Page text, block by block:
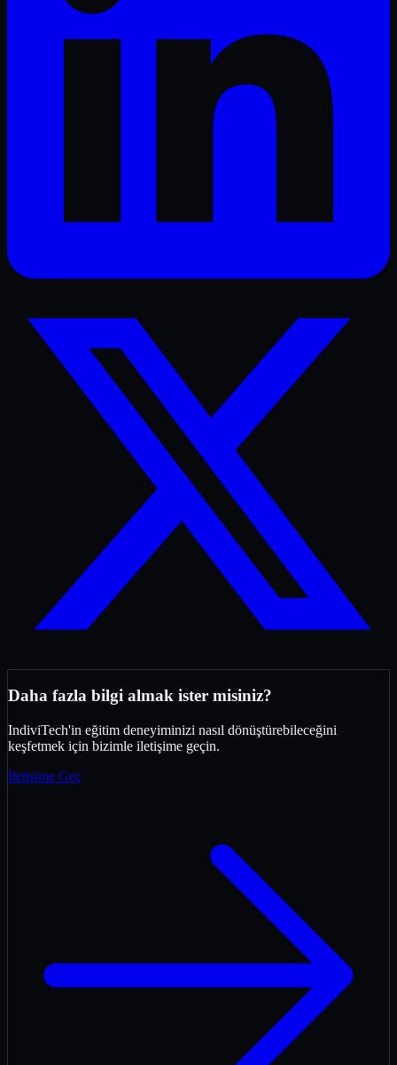
Daha fazla bilgi almak ister misiniz?
IndiviTech'in eğitim deneyiminizi nasıl dönüştürebileceğini
keşfetmek için bizimle iletişime geçin.
İletişime Geç